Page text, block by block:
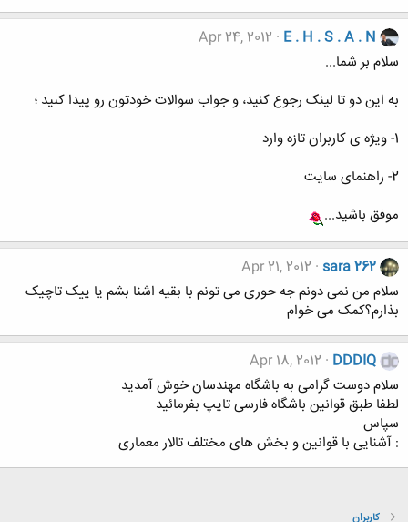
E . H . S . A . N
Apr 24, 2012
سلام بر شما...
به این دو تا لینک رجوع کنید، و جواب سوالات خودتون رو پیدا کنید ؛
1- ویژه ی کاربران تازه وارد
2- راهنمای سایت
موفق باشید...
sara 262
Apr 21, 2012
سلام من نمی دونم جه حوری می تونم با بقیه اشنا بشم یا ییک تاچیک
بذارم؟کمک می خوام
DDDIQ
Apr 18, 2012
سلام دوست گرامی به باشگاه مهندسان خوش آمدید
لطفا طبق قوانین باشگاه فارسی تایپ بفرمائید
سپاس
: آشنایی با قوانین و بخش های مختلف تالار معماری
کاربران